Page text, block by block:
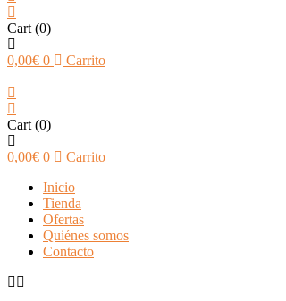
Cart (0)
0,00€ 0 Carrito
Cart (0)
0,00€ 0
Carrito
Inicio
Tienda
Ofertas
Quiénes somos
Contacto